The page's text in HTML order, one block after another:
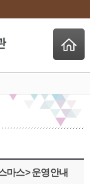
마스> 운영안내